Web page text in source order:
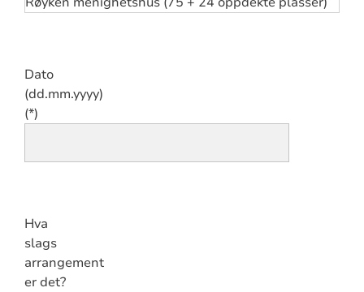
Dato
(dd.mm.yyyy)
Hva
slags
arrangement
er det?